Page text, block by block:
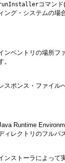
コマン
ィング・システムの場
ンベントリの場所フ
。
スポンス・ファイル
Runtime
ィレクトリのフルパ
ンストーラによって